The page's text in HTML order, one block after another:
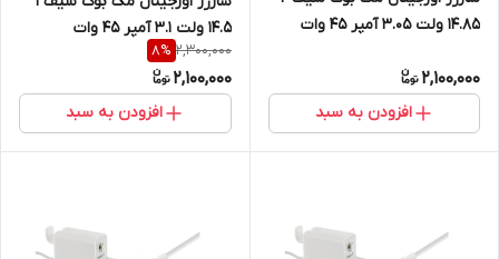
14.85 ولت 3.05 آمپر 45 وات
2,100,000
افزودن به سبد
14.5 ولت 3.1 آمپر 45 وات
2,300,000
8%
2,100,000
افزودن به سبد